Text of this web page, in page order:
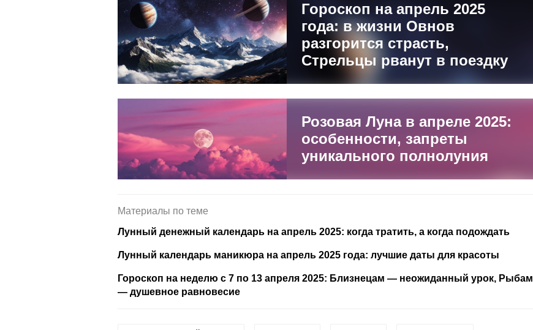
Гороскоп на апрель 2025
года: в жизни Овнов
разгорится страсть,
Стрельцы рванут в поездку
Розовая Луна в апреле 2025:
особенности, запреты
уникального полнолуния
Материалы по теме
Лунный денежный календарь на апрель 2025: когда тратить, а когда подождать
Лунный календарь маникюра на апрель 2025 года: лучшие даты для красоты
Гороскоп на неделю с 7 по 13 апреля 2025: Близнецам — неожиданный урок, Рыбам
— душевное равновесие